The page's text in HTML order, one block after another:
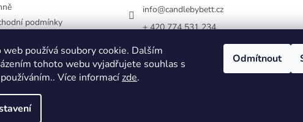
web používá soubory cookie. Dalším
tohoto webu vyjadřujete souhlas s
Více informacízde.
Odmítnout
podmínky
info@candlebybett.cz
+ 420 774 531 234
bett_candle_wax